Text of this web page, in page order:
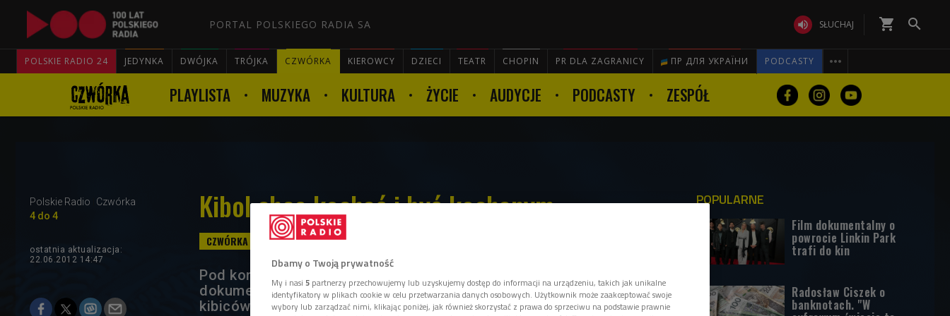
PORTAL POLSKIEGO RADIA SA  SŁUCHAJ shopping_cart 
POLSKIE RADIO 24 JEDYNKA DWÓJKA TRÓJKA CZWÓRKA KIEROWCY DZIECI TEATR CHOPIN PR DLA ZAGRANICY ПР ДЛЯ УКРАЇНИ PODCASTY 

PLAYLISTA MUZYKA KULTURA ŻYCIE AUDYCJE PODCASTY ZESPÓŁ
Polskie Radio
Czwórka
4 do 4
Kibol chce kochać i być kochanym
ostatnia aktualizacja:
22.06.2012 14:47
Pod koniec czerwca można będzie zobaczyć debiut
dokumentalny Kamila Króla, opowiadający o miłości pary
kibiców dwóch nienawidzących się drużyn. Miłość bez
POPULARNE
Film dokumentalny o
powrocie Linkin Park
trafi do kin
Radosław Ciszek o
banknotach. "W
Dbamy o Twoją prywatność
My i nasi 5 partnerzy przechowujemy lub uzyskujemy dostęp do informacji na urządzeniu, takich jak unikalne
identyfikatory w plikach cookie w celu przetwarzania danych osobowych. Użytkownik może zaakceptować swoje
wybory lub zarządzać nimi, klikając poniżej, jak również skorzystać z prawa do sprzeciwu na podstawie prawnie